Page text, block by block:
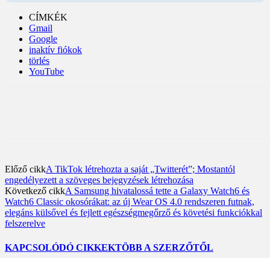
CÍMKÉK
Gmail
Google
inaktív fiókok
törlés
YouTube
Előző cikkA TikTok létrehozta a saját „Twitterét”; Mostantól
engedélyezett a szöveges bejegyzések létrehozása
Következő cikkA Samsung hivatalossá tette a Galaxy Watch6 és
Watch6 Classic okosórákat: az új Wear OS 4.0 rendszeren futnak,
elegáns külsővel és fejlett egészségmegőrző és követési funkciókkal
felszerelve
KAPCSOLÓDÓ CIKKEKTÖBB A SZERZŐTŐL